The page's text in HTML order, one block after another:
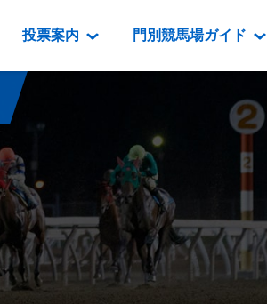
番組・級別表ダウンロード
開催カレンダー
重賞競走体系図
スタリオンシリーズ競走
ンツ
走VTR
走参考VTR
ダイジェスト
イジェスト
投票案内
電話・インターネット投票
場外発売所
実況・テレホンサービス
発売・払戻
門別競馬場ガイド
別競馬場情報
競馬場グルメ
とねっこジンギスカン
いずみ食堂
ルンビニフードカフェ
勝馬屋